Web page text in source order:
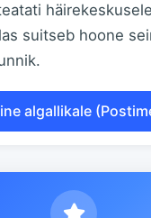
suitseb hoone
algallikale